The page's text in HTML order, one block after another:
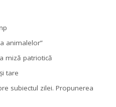
animalelor”
miză patriotică
tare
subiectul zilei. Propunerea